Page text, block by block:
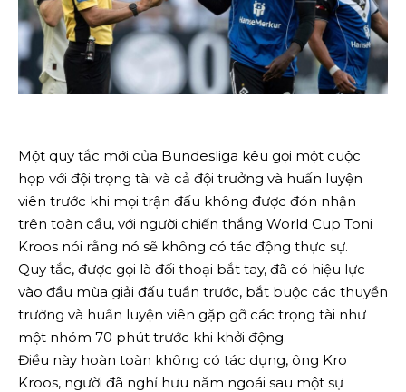
Một quy tắc mới của Bundesliga kêu gọi một cuộc
họp với đội trọng tài và cả đội trưởng và huấn luyện
viên trước khi mọi trận đấu không được đón nhận
trên toàn cầu, với người chiến thắng World Cup Toni
Kroos nói rằng nó sẽ không có tác động thực sự.
Quy tắc, được gọi là đối thoại bắt tay, đã có hiệu lực
vào đầu mùa giải đấu tuần trước, bắt buộc các thuyền
trưởng và huấn luyện viên gặp gỡ các trọng tài như
một nhóm 70 phút trước khi khởi động.
Điều này hoàn toàn không có tác dụng, ông Kro
Kroos, người đã nghỉ hưu năm ngoái sau một sự